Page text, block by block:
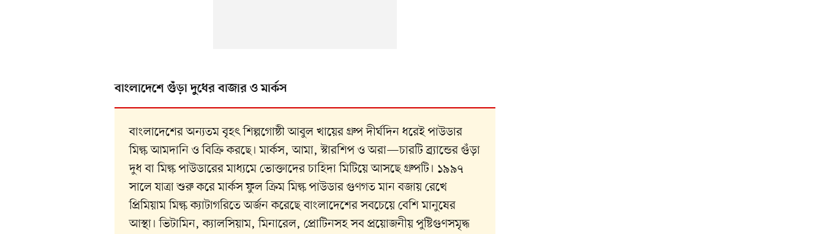
বাংলাদেশে গুঁড়া দুধের বাজার ও মার্কস
বাংলাদেশের অন্যতম বৃহৎ শিল্পগোষ্ঠী আবুল খায়ের গ্রুপ দীর্ঘদিন ধরেই পাউডার
মিল্ক আমদানি ও বিক্রি করছে। মার্কস, আমা, স্টারশিপ ও অরা—চারটি ব্র্যান্ডের গুঁড়া
দুধ বা মিল্ক পাউডারের মাধ্যমে ভোক্তাদের চাহিদা মিটিয়ে আসছে গ্রুপটি। ১৯৯৭
সালে যাত্রা শুরু করে মার্কস ফুল ক্রিম মিল্ক পাউডার গুণগত মান বজায় রেখে
প্রিমিয়াম মিল্ক ক্যাটাগরিতে অর্জন করেছে বাংলাদেশের সবচেয়ে বেশি মানুষের
আস্থা। ভিটামিন, ক্যালসিয়াম, মিনারেল, প্রোটিনসহ সব প্রয়োজনীয় পুষ্টিগুণসমৃদ্ধ